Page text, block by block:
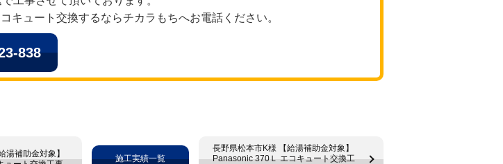
キュート交換するならチカラもちへお電話ください。
838
湯補助金対象】
長野県松本市K様 【給湯補助金対象】
Panasonic 370Ｌ エコキュート交換工
施工実績一覧